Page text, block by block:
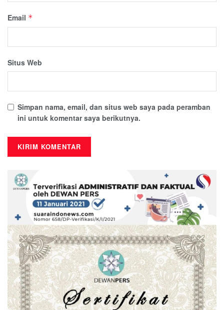
Email *
Situs Web
Simpan nama, email, dan situs web saya pada peramban
ini untuk komentar saya berikutnya.